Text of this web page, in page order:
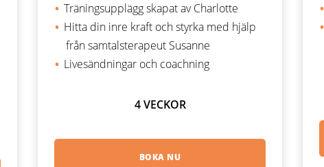
Träningsupplägg skapat av Charlotte
Hitta din inre kraft och styrka med hjälp
från samtalsterapeut Susanne
Livesändningar och coachning
4 VECKOR
BOKA NU